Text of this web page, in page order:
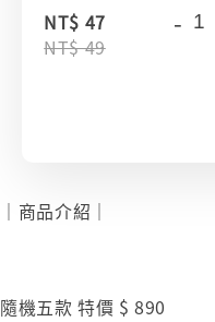
NT$ 47
NT$ 49
-
｜商品介紹｜
隨機五款 特價 $ 890